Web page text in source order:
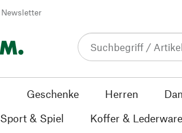
Newsletter
Geschenke Herren
Sport & Spiel
Koffer &